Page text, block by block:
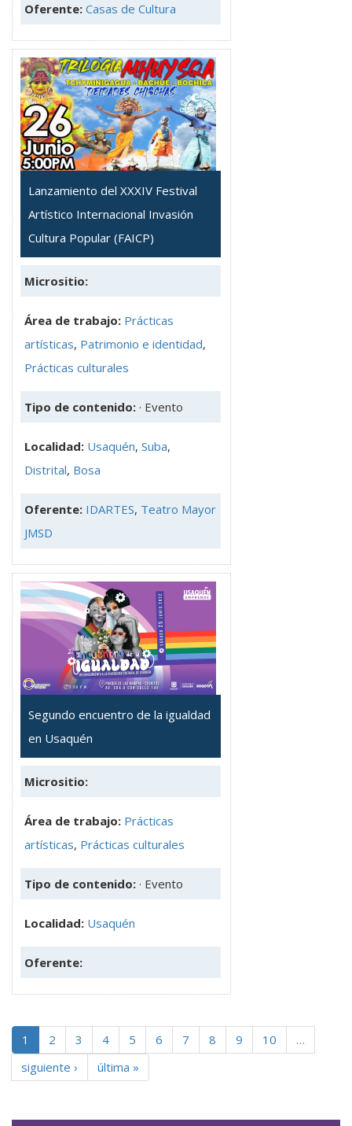
Oferente: Casas de Cultura
Lanzamiento del XXXIV Festival
Artístico Internacional Invasión
Cultura Popular (FAICP)
Micrositio:
Área de trabajo: Prácticas
artísticas, Patrimonio e identidad,
Prácticas culturales
Tipo de contenido: · Evento
Localidad: Usaquén, Suba,
Distrital, Bosa
Oferente: IDARTES, Teatro Mayor
JMSD
Segundo encuentro de la igualdad
en Usaquén
Micrositio:
Área de trabajo: Prácticas
artísticas, Prácticas culturales
Tipo de contenido: · Evento
Localidad: Usaquén
Oferente:
1 2 3 4 5 6 7 8 9 10
…
siguiente ›
última »